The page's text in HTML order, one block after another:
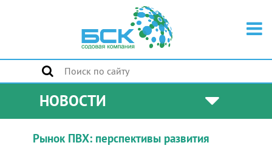
НОВОСТИ
Рынок ПВХ: перспективы развития